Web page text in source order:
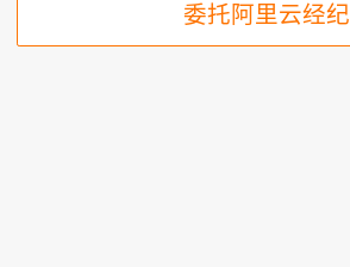
委托阿里云经纪